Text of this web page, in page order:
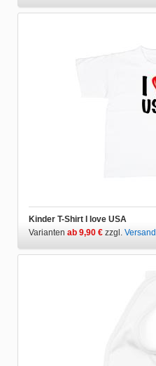
Kinder T-Shirt I love USA
Varianten ab 9,90 € zzgl. Versand